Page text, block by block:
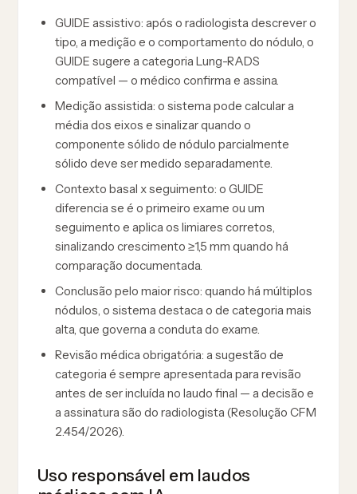
GUIDE assistivo: após o radiologista descrever o
tipo, a medição e o comportamento do nódulo, o
GUIDE sugere a categoria Lung-RADS
compatível — o médico confirma e assina.
Medição assistida: o sistema pode calcular a
média dos eixos e sinalizar quando o
componente sólido de nódulo parcialmente
sólido deve ser medido separadamente.
Contexto basal x seguimento: o GUIDE
diferencia se é o primeiro exame ou um
seguimento e aplica os limiares corretos,
sinalizando crescimento ≥1,5 mm quando há
comparação documentada.
Conclusão pelo maior risco: quando há múltiplos
nódulos, o sistema destaca o de categoria mais
alta, que governa a conduta do exame.
Revisão médica obrigatória: a sugestão de
categoria é sempre apresentada para revisão
antes de ser incluída no laudo final — a decisão e
a assinatura são do radiologista (Resolução CFM
2.454/2026).
Uso responsável em laudos